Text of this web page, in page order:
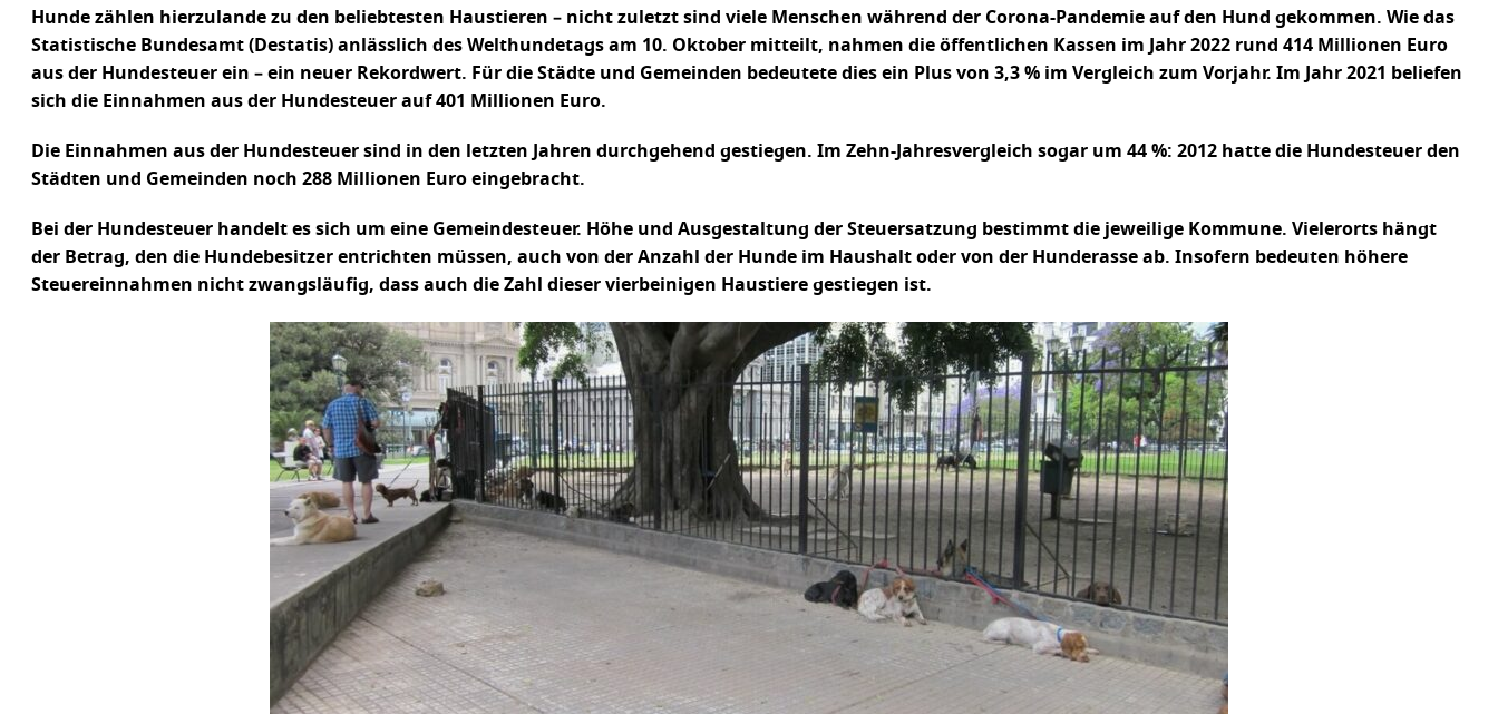
Hunde zählen hierzulande zu den beliebtesten Haustieren – nicht zuletzt sind viele Menschen während der Corona-Pandemie auf den Hund gekommen. Wie das
Statistische Bundesamt (Destatis) anlässlich des Welthundetags am 10. Oktober mitteilt, nahmen die öffentlichen Kassen im Jahr 2022 rund 414 Millionen Euro
aus der Hundesteuer ein – ein neuer Rekordwert. Für die Städte und Gemeinden bedeutete dies ein Plus von 3,3 % im Vergleich zum Vorjahr. Im Jahr 2021 beliefen
sich die Einnahmen aus der Hundesteuer auf 401 Millionen Euro.
Die Einnahmen aus der Hundesteuer sind in den letzten Jahren durchgehend gestiegen. Im Zehn-Jahresvergleich sogar um 44 %: 2012 hatte die Hundesteuer den
Städten und Gemeinden noch 288 Millionen Euro eingebracht.
Bei der Hundesteuer handelt es sich um eine Gemeindesteuer. Höhe und Ausgestaltung der Steuersatzung bestimmt die jeweilige Kommune. Vielerorts hängt
der Betrag, den die Hundebesitzer entrichten müssen, auch von der Anzahl der Hunde im Haushalt oder von der Hunderasse ab. Insofern bedeuten höhere
Steuereinnahmen nicht zwangsläufig, dass auch die Zahl dieser vierbeinigen Haustiere gestiegen ist.